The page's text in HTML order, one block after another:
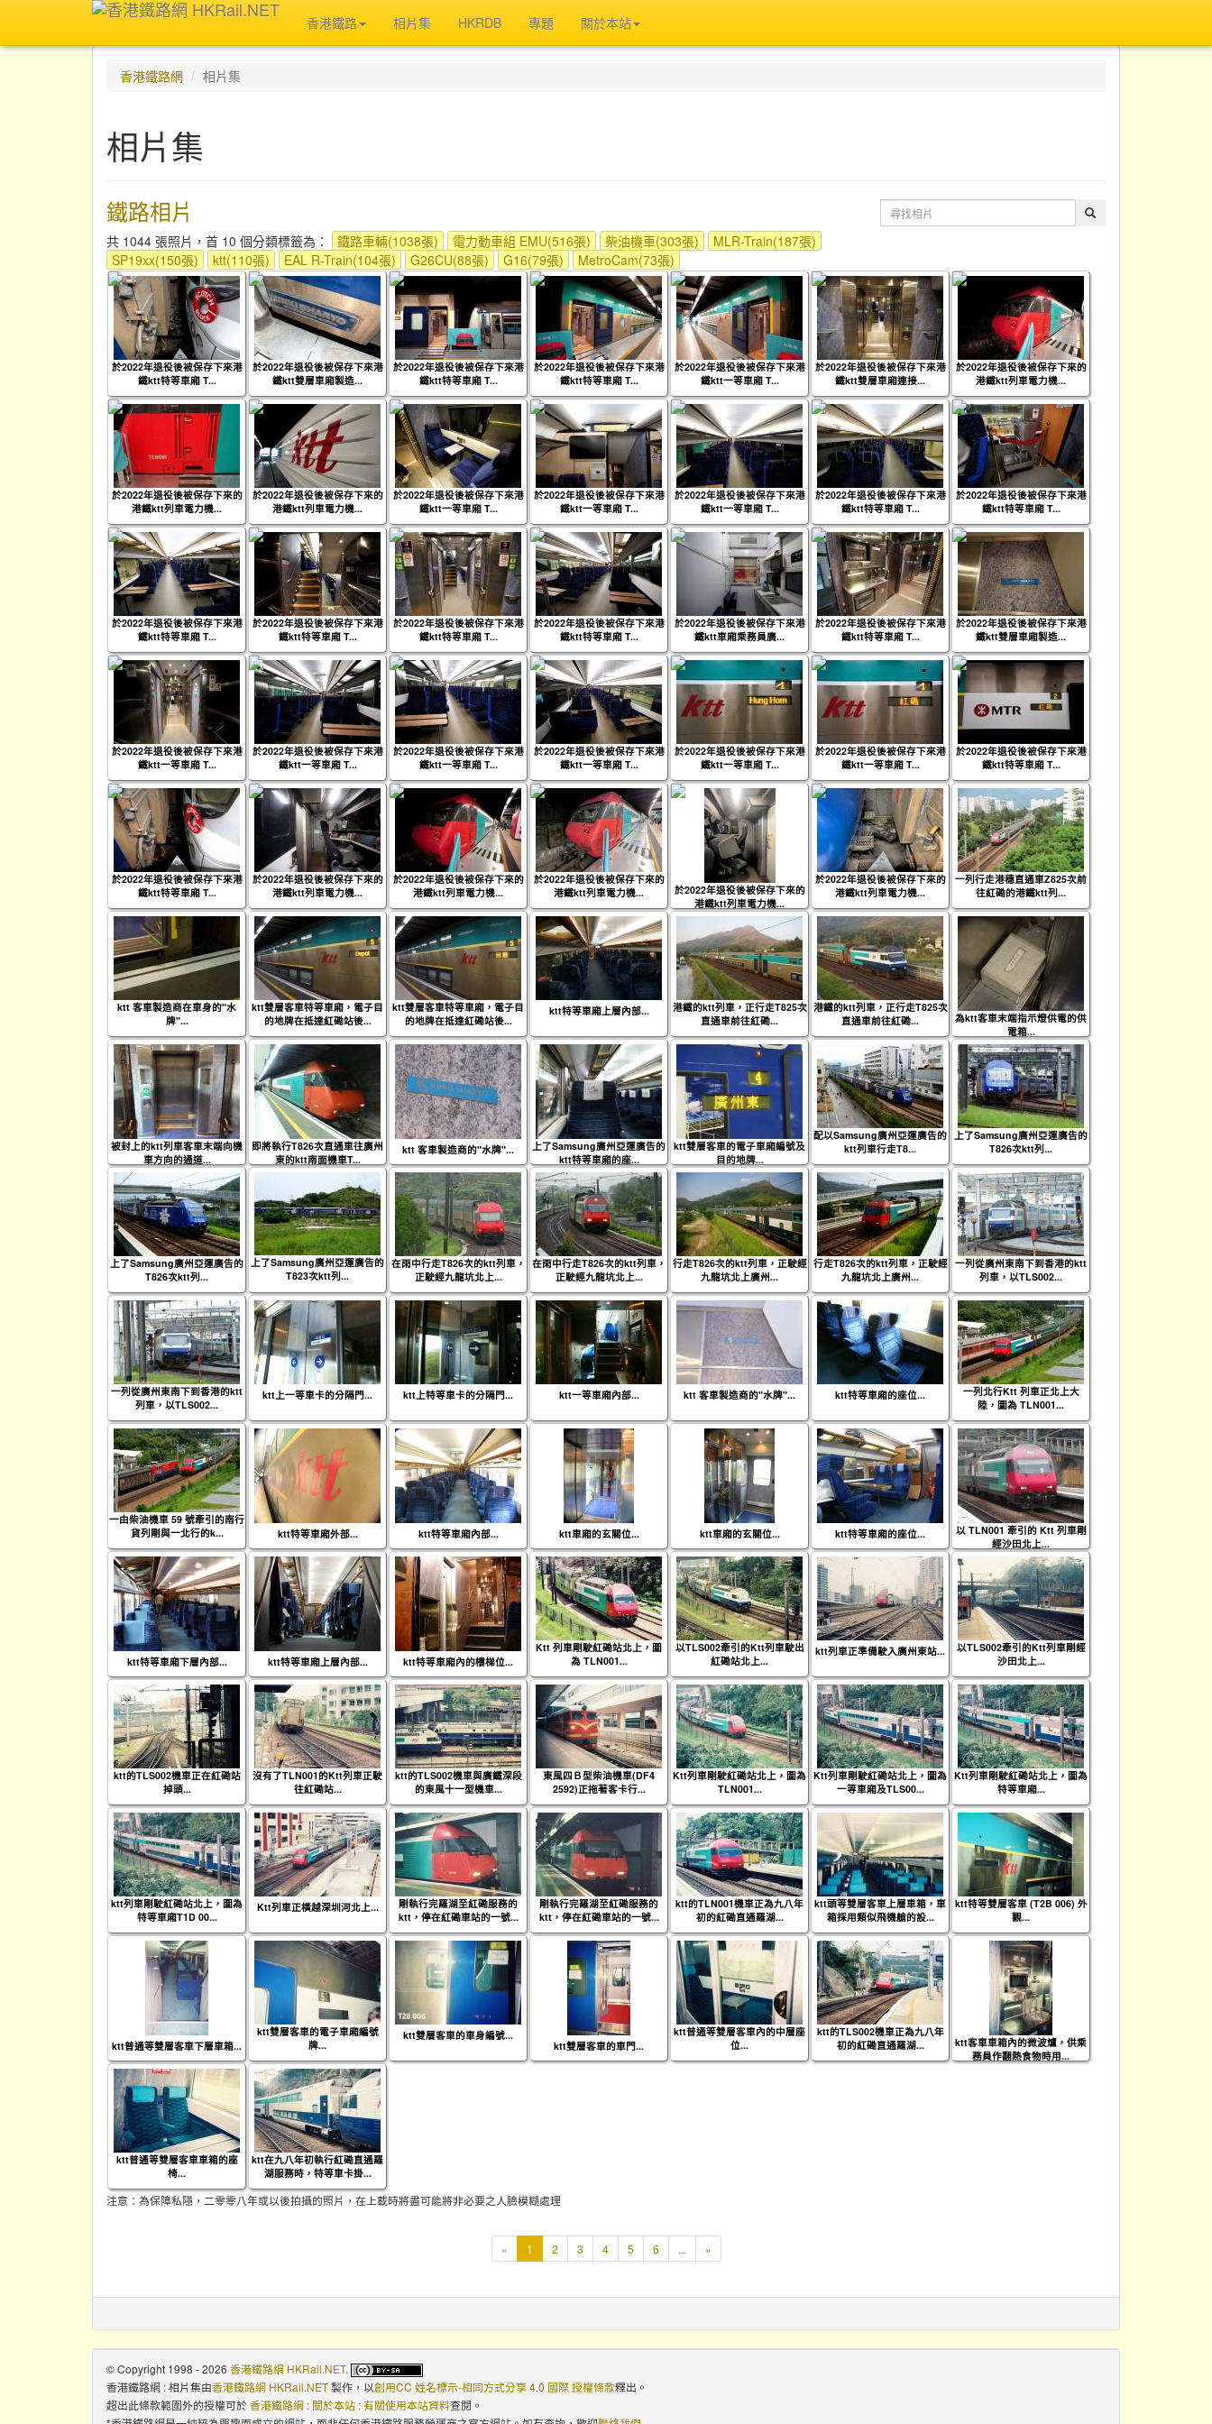
香港鐵路 相片集 HKRDB 專題 關於本站
香港鐵路網 相片集
相片集
鐵路相片
共 1044 張照片，首 10 個分類標籤為： 鐵路車輛(1038張) 電力動車組 EMU(516張) 柴油機車(303張)
MLR-Train(187張)
SP19xx(150張)
ktt(110張) EAL R-Train(104張) G26CU(88張) G16(79張) MetroCam(73張)
於2022年退役後被保存下來港
鐵ktt特等車廂 T...
於2022年退役後被保存下來港
鐵ktt雙層車廂製造...
於2022年退役後被保存下來港
鐵ktt特等車廂 T...
於2022年退役後被保存下來港
鐵ktt特等車廂 T...
於2022年退役後被保存下來港
鐵ktt一等車廂 T...
於2022年退役後被保存下來港
鐵ktt雙層車廂連接...
於2022年退役後被保存下來的
港鐵ktt列車電力機...
於2022年退役後被保存下來的
港鐵ktt列車電力機...
於2022年退役後被保存下來的
港鐵ktt列車電力機...
於2022年退役後被保存下來港
鐵ktt一等車廂 T...
於2022年退役後被保存下來港
鐵ktt一等車廂 T...
於2022年退役後被保存下來港
鐵ktt一等車廂 T...
於2022年退役後被保存下來港
鐵ktt特等車廂 T...
於2022年退役後被保存下來港
鐵ktt特等車廂 T...
於2022年退役後被保存下來港
鐵ktt特等車廂 T...
於2022年退役後被保存下來港
鐵ktt特等車廂 T...
於2022年退役後被保存下來港
鐵ktt特等車廂 T...
於2022年退役後被保存下來港
鐵ktt特等車廂 T...
於2022年退役後被保存下來港
鐵ktt車廂乘務員廣...
於2022年退役後被保存下來港
鐵ktt特等車廂 T...
於2022年退役後被保存下來港
鐵ktt雙層車廂製造...
於2022年退役後被保存下來港
鐵ktt一等車廂 T...
於2022年退役後被保存下來港
鐵ktt一等車廂 T...
於2022年退役後被保存下來港
鐵ktt一等車廂 T...
於2022年退役後被保存下來港
鐵ktt一等車廂 T...
於2022年退役後被保存下來港
鐵ktt一等車廂 T...
於2022年退役後被保存下來港
鐵ktt一等車廂 T...
於2022年退役後被保存下來港
鐵ktt特等車廂 T...
於2022年退役後被保存下來港
鐵ktt特等車廂 T...
於2022年退役後被保存下來的
港鐵ktt列車電力機...
於2022年退役後被保存下來的
港鐵ktt列車電力機...
於2022年退役後被保存下來的
港鐵ktt列車電力機...
於2022年退役後被保存下來的
港鐵ktt列車電力機...
於2022年退役後被保存下來的
港鐵ktt列車電力機...
一列行走港穗直通車Z825次前
往紅磡的港鐵ktt列...
ktt 客車製造商在車身的"水
牌"...
ktt雙層客車特等車廂，電子目
的地牌在抵達紅磡站後...
ktt雙層客車特等車廂，電子目
的地牌在抵達紅磡站後...
ktt特等車廂上層內部...
港鐵的ktt列車，正行走T825次
直通車前往紅磡...
港鐵的ktt列車，正行走T825次
直通車前往紅磡...
為ktt客車末端指示燈供電的供
電箱...
被封上的ktt列車客車末端向機
車方向的通道...
即將執行T826次直通車往廣州
東的ktt南面機車T...
ktt 客車製造商的"水牌"...
上了Samsung廣州亞運廣告的
ktt特等車廂的座...
ktt雙層客車的電子車廂編號及
目的地牌...
配以Samsung廣州亞運廣告的
ktt列車行走T8...
上了Samsung廣州亞運廣告的
T826次ktt列...
上了Samsung廣州亞運廣告的
T826次ktt列...
上了Samsung廣州亞運廣告的
T823次ktt列...
在雨中行走T826次的ktt列車，
正駛經九龍坑北上...
在雨中行走T826次的ktt列車，
正駛經九龍坑北上...
行走T826次的ktt列車，正駛經
九龍坑北上廣州...
行走T826次的ktt列車，正駛經
九龍坑北上廣州...
一列從廣州東南下到香港的ktt
列車，以TLS002...
一列從廣州東南下到香港的ktt
列車，以TLS002...
ktt上一等車卡的分隔門... ktt上特等車卡的分隔門... ktt一等車廂內部... ktt 客車製造商的"水牌"... ktt特等車廂的座位...
一列北行Ktt 列車正北上大
陸，圖為 TLN001...
一由柴油機車 59 號牽引的南行
貨列剛與一北行的k...
ktt特等車廂外部... ktt特等車廂內部... ktt車廂的玄關位... ktt車廂的玄關位... ktt特等車廂的座位...
以 TLN001 牽引的 Ktt 列車剛
經沙田北上...
ktt特等車廂下層內部... ktt特等車廂上層內部... ktt特等車廂內的樓梯位...
Ktt 列車剛駛紅磡站北上，圖
為 TLN001...
以TLS002牽引的Ktt列車駛出
紅磡站北上...
ktt列車正準備駛入廣州東站...
以TLS002牽引的Ktt列車剛經
沙田北上...
ktt的TLS002機車正在紅磡站
掉頭...
沒有了TLN001的Ktt列車正駛
往紅磡站...
ktt的TLS002機車與廣鐵深段
的東風十一型機車...
東風四Ｂ型柴油機車(DF4
2592)正拖著客卡行...
Ktt列車剛駛紅磡站北上，圖為
TLN001...
Ktt列車剛駛紅磡站北上，圖為
一等車廂及TLS00...
Ktt列車剛駛紅磡站北上，圖為
特等車廂...
ktt列車剛駛紅磡站北上，圖為
特等車廂T1D 00...
Ktt列車正橫越深圳河北上...
剛執行完羅湖至紅磡服務的
ktt，停在紅磡車站的一號...
剛執行完羅湖至紅磡服務的
ktt，停在紅磡車站的一號...
ktt的TLN001機車正為九八年
初的紅磡直通羅湖...
ktt頭等雙層客車上層車箱，車
箱採用類似飛機艙的設...
ktt特等雙層客車 (T2B 006) 外
觀...
ktt普通等雙層客車下層車箱...
ktt雙層客車的電子車廂編號
牌...
ktt雙層客車的車身編號...
ktt雙層客車的車門...
ktt普通等雙層客車內的中層座
位...
ktt的TLS002機車正為九八年
初的紅磡直通羅湖...
ktt客車車箱內的微波爐，供乘
務員作翻熱食物時用...
ktt普通等雙層客車車箱的座
椅...
ktt在九八年初執行紅磡直通羅
湖服務時，特等車卡掛...
注意：為保障私隱，二零零八年或以後拍攝的照片，在上載時將盡可能將非必要之人臉模糊處理
« 1
頁
2 3 4 5 6 ... »
© Copyright 1998 - 2026 香港鐵路網 HKRail.NET.
香港鐵路網 : 相片集由香港鐵路網 HKRail.NET製作，以創用CC 姓名標示-相同方式分享 4.0 國際 授權條款釋出。
超出此條款範圍外的授權可於香港鐵路網 : 關於本站 : 有關使用本站資料查閱。